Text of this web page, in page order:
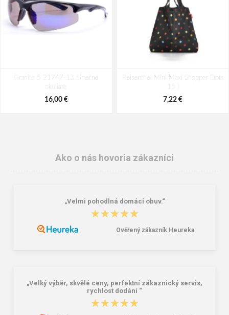
Granite 5 21747-13 Slnečné
okuliare
16,00 €
Reisenthel Mini Maxi Shopper Dots
15 l
7,22 €
Ako o nás hovoria zákazníci
„Velmi pohodlná domácí obuv.“
★★★★★
★★★★★
Ověřený zákazník Heureka
„Velký výběr, skvělé ceny, perfektní zákaznický servis,
rychlost dodání “
★★★★★
★★★★★